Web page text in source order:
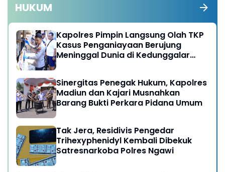
HUKUM
Kapolres Pimpin Langsung Olah TKP
Kasus Penganiayaan Berujung
Meninggal Dunia di Kedunggalar
Sinergitas Penegak Hukum, Kapolres
Madiun dan Kajari Musnahkan
Barang Bukti Perkara Pidana Umum
Tak Jera, Residivis Pengedar
Trihexyphenidyl Kembali Dibekuk
Satresnarkoba Polres Ngawi